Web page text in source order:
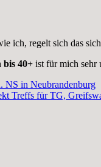
ich, regelt sich das
bis 40+ ist für mich sehr
NS in Neubrandenburg
Treffs für TG,